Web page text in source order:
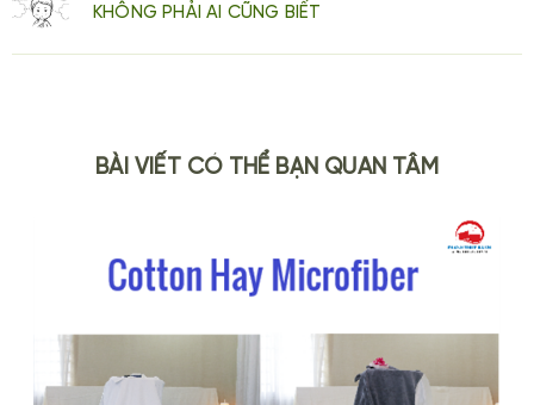
KHÔNG PHẢI AI CŨNG BIẾT
BÀI VIẾT CÓ THỂ BẠN QUAN TÂM